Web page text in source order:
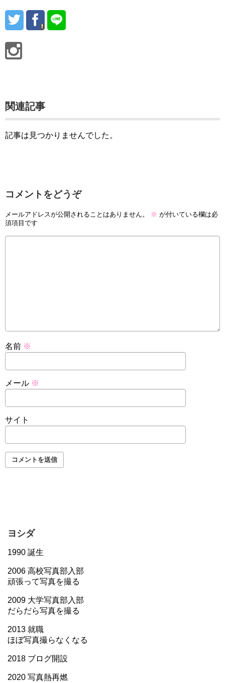
関連記事
記事は見つかりませんでした。
コメントをどうぞ
メールアドレスが公開されることはありません。 ※ が付いている欄は必
須項目です
名前 ※
メール ※
サイト
ヨシダ
1990 誕生
2006 高校写真部入部
頑張って写真を撮る
2009 大学写真部入部
だらだら写真を撮る
2013 就職
ほぼ写真撮らなくなる
2018 ブログ開設
2020 写真熱再燃